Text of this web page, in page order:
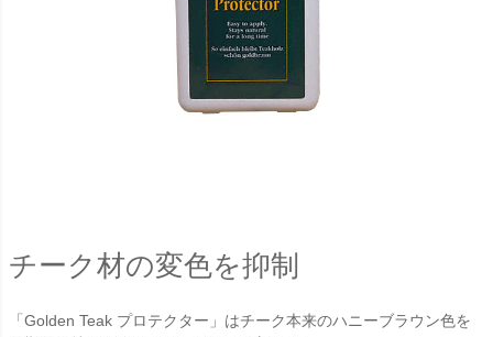
チーク材の変色を抑制
「Golden Teak プロテクター」はチーク本来のハニーブラウン色を